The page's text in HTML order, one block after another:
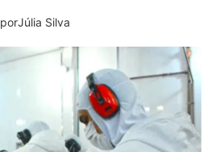
porJúlia Silva